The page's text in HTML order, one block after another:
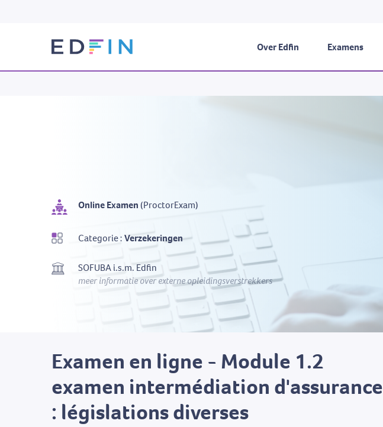
Over Edfin Examens
Online Examen(ProctorExam)
Categorie :Verzekeringen
SOFUBA i.s.m. Edfin
meer informatie over externe opleidingsverstrekkers
Examen en ligne - Module 1.2
examen intermédiation
: législations diverses